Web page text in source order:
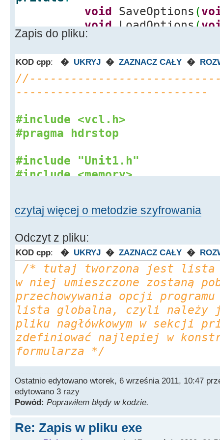
void
SaveOptions (
voidLoadOptions(
Zapis do pliku:
KOD cpp: � UKRYJ � ZAZNACZ CAŁY �
----------------------------
#include <vcl.h>
#pragma hdrstop
#include "Unit1.h"
#include <memory>
#pragma link "ZipForge"
----------------------------
voidTForm1::SaveOptions(void
{
TZipForge*SaveArchiver=
TMemoryStream
mStream->Position= 0;
/* tutaj tworzona jest lista
w niej zapisywane są opcje */
std::auto_ptr< TStrings
TStringList());
czytaj więcej o metodzie szyfrowania
Odczyt z pliku:
KOD cpp: � UKRYJ � ZAZNACZ CAŁY �
/* tutaj tworzona jest lista
w niej umieszczone zostaną
przechowywania opcji
lista globalna, czyli należy
pliku nagłówkowym w sekcji
zdefiniować najlepiej w
formularza */
TStrings*optionList;
optionList
----------------------------
Ostatnio edytowano wtorek, 6 września 2011, 10:47
edytowano 3 razy
Powód: Poprawiłem błędy w kodzie.
Re: Zapis w pliku exe